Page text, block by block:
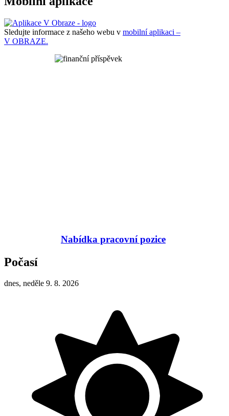
Sledujte informace z našeho webu v mobilní aplikaci –
V OBRAZE.
Nabídka pracovní pozice
Počasí
dnes, neděle 9. 8. 2026